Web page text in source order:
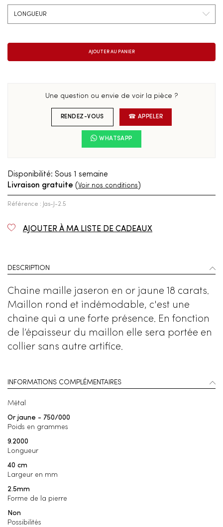
Une question ou envie de voir la pièce ?
RENDEZ-VOUS ☎ APPELER
WHATSAPP
Disponibilité: Sous 1 semaine
Livraison gratuite ( Voir nos conditions )
Référence : Jas-J-2.5
AJOUTER À MA LISTE DE CADEAUX
DESCRIPTION
Chaine maille jaseron en or jaune 18 carats.
Maillon rond et indémodable, c'est une
chaine qui a une forte présence. En fonction
de l’épaisseur du maillon elle sera portée en
collier sans autre artifice.
INFORMATIONS COMPLÉMENTAIRES
Métal
Or jaune - 750/000
Poids en grammes
9.2000
Longueur
40 cm
Largeur en mm
2.5mm
Forme de la pierre
Non
Possibilités